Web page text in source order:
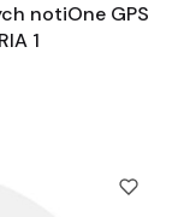
notiOne GPS
1